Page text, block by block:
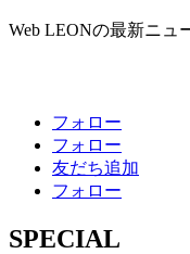
Web LEONの最新ニュ
フォロー
フォロー
友だち追加
フォロー
SPECIAL